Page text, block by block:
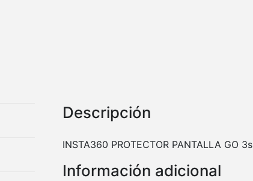
Descripción
INSTA360 PROTECTOR PANTALLA GO 3s
Información adicional